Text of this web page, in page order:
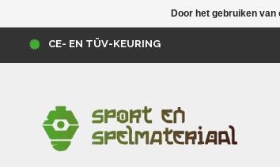
CE- EN TÜV-KEURING
Door het gebruiken